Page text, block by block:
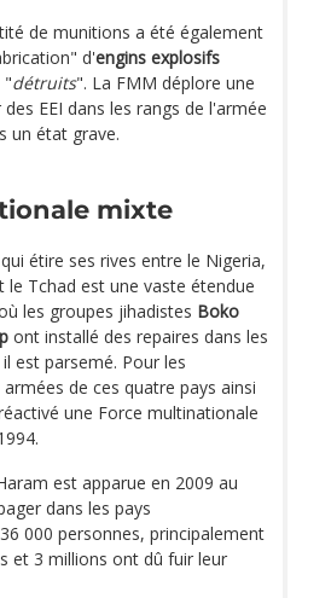
de munitions a été également
d'engins explosifs
"détruits". La FMM déplore une
EEI dans les rangs de l'armée
un état grave.
mixte
étire ses rives entre le Nigeria,
le Tchad est une vaste étendue
les groupes jihadistes Boko
ont installé des repaires dans les
est parsemé. Pour les
de ces quatre pays ainsi
une Force multinationale
est apparue en 2009 au
dans les pays
000 personnes, principalement
et 3 millions ont dû fuir leur